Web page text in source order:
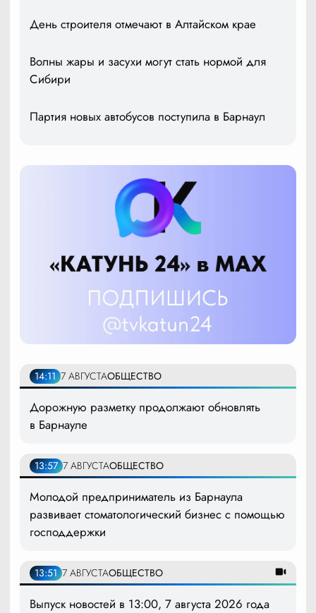
День строителя отмечают в Алтайском крае
Волны жары и засухи могут стать нормой для
Сибири
Партия новых автобусов поступила в Барнаул
14:11 7 АВГУСТАОБЩЕСТВО
Дорожную разметку продолжают обновлять
в Барнауле
13:57 7 АВГУСТАОБЩЕСТВО
Молодой предприниматель из Барнаула
развивает стоматологический бизнес с помощью
господдержки
13:51 7 АВГУСТАОБЩЕСТВО
Выпуск новостей в 13:00, 7 августа 2026 года